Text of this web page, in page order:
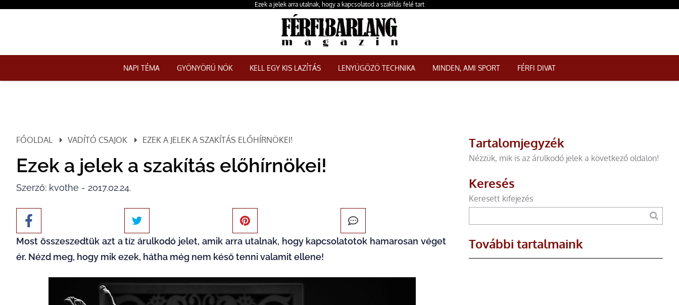
Ezek a jelek arra utalnak, hogy a kapcsolatod a szakítás felé tart
NAPI TÉMA GYÖNYÖRŰ NŐK KELL EGY KIS LAZÍTÁS LENYŰGÖZŐ TECHNIKA MINDEN, AMI SPORT FÉRFI DIVAT
FŐOLDAL VADÍTÓ CSAJOK EZEK A JELEK A SZAKÍTÁS ELŐHÍRNÖKEI!
Ezek a jelek a szakítás előhírnökei!
Szerző: kvothe - 2017.02.24.
Most összeszedtük azt a tíz árulkodó jelet, amik arra utalnak, hogy kapcsolatotok hamarosan véget
ér. Nézd meg, hogy mik ezek, hátha még nem késő tenni valamit ellene!
Tartalomjegyzék
Nézzük, mik is az árulkodó jelek a következő oldalon!
Keresés
Keresett kifejezés
További tartalmaink